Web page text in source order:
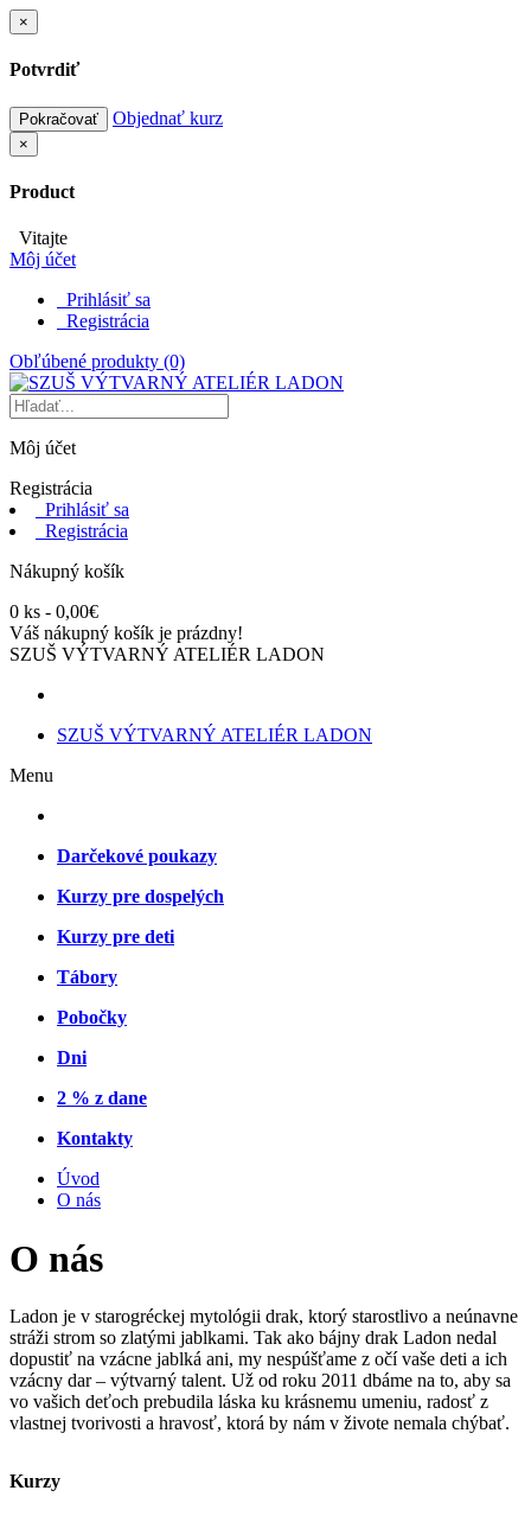
×
Potvrdiť
Pokračovať Objednať kurz
×
Product
Vitajte
Môj účet
Prihlásiť sa
Registrácia
Obľúbené produkty (0)
Môj účet
Registrácia
Prihlásiť sa
Registrácia
Nákupný košík
0 ks - 0,00€
Váš nákupný košík je prázdny!
SZUŠ VÝTVARNÝ ATELIÉR LADON
SZUŠ VÝTVARNÝ ATELIÉR LADON
Menu
Darčekové poukazy
Kurzy pre dospelých
Kurzy pre deti
Tábory
Pobočky
Dni
2 % z dane
Kontakty
Úvod
O nás
O nás
Ladon je v starogréckej mytológii drak, ktorý starostlivo a neúnavne
stráži strom so zlatými jablkami. Tak ako bájny drak Ladon nedal
dopustiť na vzácne jablká ani, my nespúšťame z očí vaše deti a ich
vzácny dar – výtvarný talent. Už od roku 2011 dbáme na to, aby sa
vo vašich deťoch prebudila láska ku krásnemu umeniu, radosť z
vlastnej tvorivosti a hravosť, ktorá by nám v živote nemala chýbať.
Kurzy